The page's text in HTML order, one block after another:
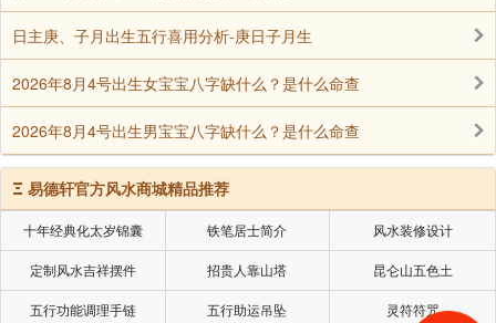
女命
坐官杀（正官/七杀）：夫星入宫，但最好只有一
位，否则易官杀混杂，感情纷争。
坐食伤：食伤克官杀，喜欢念叨、管束丈夫。
食神：温和，善用“枕边风”影响丈夫。
伤官：得理不饶人，言语犀利，有“克夫”之象。
日主庚、子月出生五行喜用分析-庚日子月生
2026年8月4号出生女宝宝八字缺什么？是什么命查
2026年8月4号出生男宝宝八字缺什么？是什么命查
Ξ 易德轩官方风水商城精品推荐
十年经典化太岁锦囊 铁笔居士简介 风水装修设计
定制风水吉祥摆件 招贵人靠山塔 昆仑山五色土
五行功能调理手链 五行助运吊坠 灵符符咒